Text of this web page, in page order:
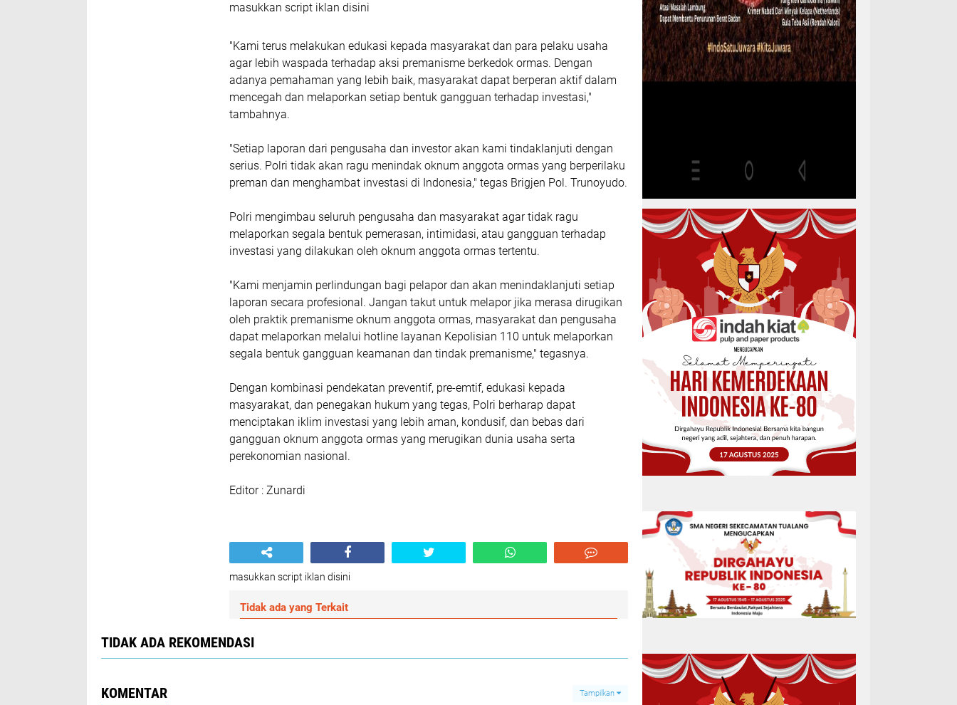
masukkan script iklan disini
"Kami terus melakukan edukasi kepada masyarakat dan para pelaku usaha
agar lebih waspada terhadap aksi premanisme berkedok ormas. Dengan
adanya pemahaman yang lebih baik, masyarakat dapat berperan aktif dalam
mencegah dan melaporkan setiap bentuk gangguan terhadap investasi,"
tambahnya.
"Setiap laporan dari pengusaha dan investor akan kami tindaklanjuti dengan
serius. Polri tidak akan ragu menindak oknum anggota ormas yang berperilaku
preman dan menghambat investasi di Indonesia," tegas Brigjen Pol. Trunoyudo.
Polri mengimbau seluruh pengusaha dan masyarakat agar tidak ragu
melaporkan segala bentuk pemerasan, intimidasi, atau gangguan terhadap
investasi yang dilakukan oleh oknum anggota ormas tertentu.
"Kami menjamin perlindungan bagi pelapor dan akan menindaklanjuti setiap
laporan secara profesional. Jangan takut untuk melapor jika merasa dirugikan
oleh praktik premanisme oknum anggota ormas, masyarakat dan pengusaha
dapat melaporkan melalui hotline layanan Kepolisian 110 untuk melaporkan
segala bentuk gangguan keamanan dan tindak premanisme," tegasnya.
Dengan kombinasi pendekatan preventif, pre-emtif, edukasi kepada
masyarakat, dan penegakan hukum yang tegas, Polri berharap dapat
menciptakan iklim investasi yang lebih aman, kondusif, dan bebas dari
gangguan oknum anggota ormas yang merugikan dunia usaha serta
perekonomian nasional.
Editor : Zunardi
masukkan script iklan disini
Tidak ada yang Terkait
TIDAK ADA REKOMENDASI
KOMENTAR Tampilkan